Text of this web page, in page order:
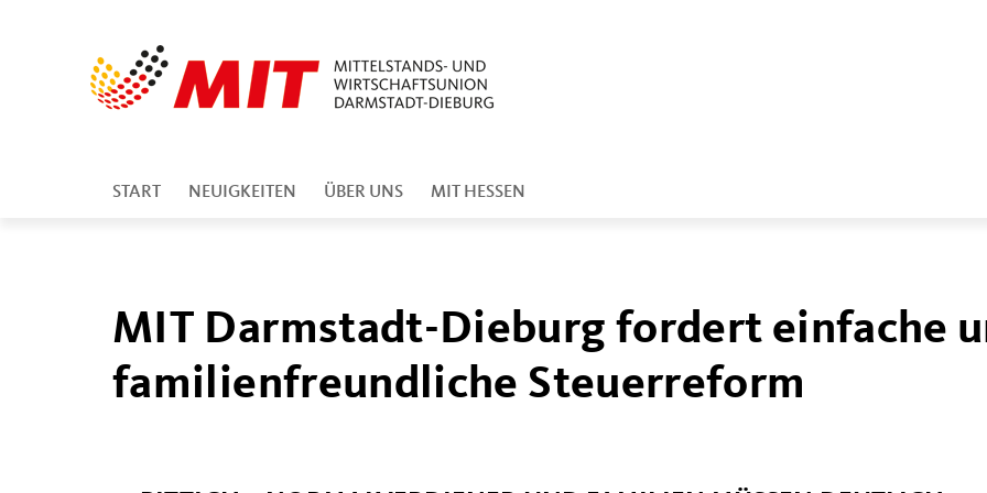
START NEUIGKEITEN ÜBER UNS MIT HESSEN
MIT Darmstadt-Dieburg fordert einfache
familienfreundliche Steuerreform